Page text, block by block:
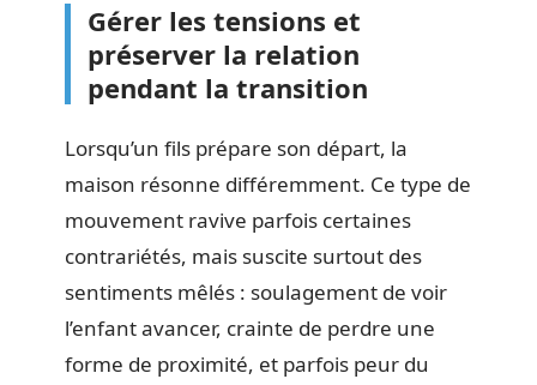
Gérer les tensions et
préserver la relation
pendant la transition
Lorsqu’un fils prépare son départ, la
maison résonne différemment. Ce type de
mouvement ravive parfois certaines
contrariétés, mais suscite surtout des
sentiments mêlés : soulagement de voir
l’enfant avancer, crainte de perdre une
forme de proximité, et parfois peur du